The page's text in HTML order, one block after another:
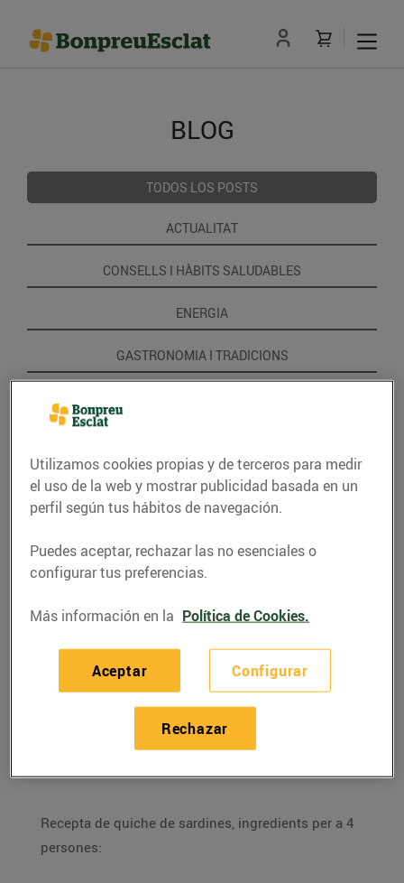
BLOG
TODOS LOS POSTS
ACTUALITAT
CONSELLS I HÀBITS SALUDABLES
ENERGIA
GASTRONOMIA I TRADICIONS
RECETAS
Recepta de quiche de
sardines
Recepta de quiche de sardines, ingredients per a 4
persones:
Utilizamos cookies propias y de terceros para medir
el uso de la web y mostrar publicidad basada en un
perfil según tus hábitos de navegación.
Puedes aceptar, rechazar las no esenciales o
configurar tus preferencias.
Más información en la Política de Cookies.
Configurar
Rechazar
Aceptar